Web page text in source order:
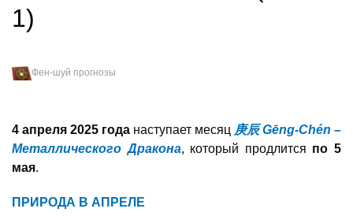
1)
Фен-шуй прогнозы
4 апреля 2025 года наступает месяц 庚辰 Gēng-Chén –
Металлического Дракона, который продлится по 5
мая.
ПРИРОДА В АПРЕЛЕ